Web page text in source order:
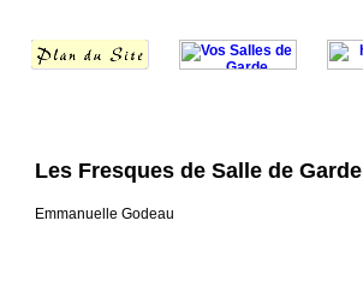
Les Fresques de Salle de Garde
Emmanuelle Godeau